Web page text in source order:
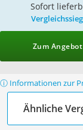
Sofort
Zum
ⓘ Informationen zur
Ähnliche